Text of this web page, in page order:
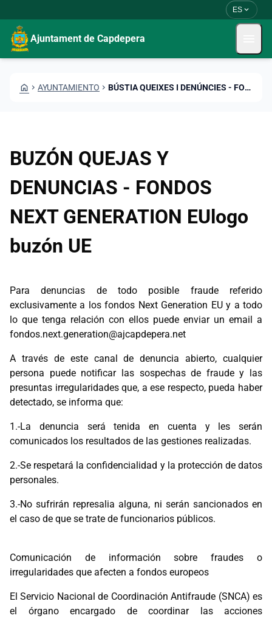
ES expand_more
Ajuntament de Capdepera
HOME CHEVRON_RIGHT AYUNTAMIENTO CHEVRON_RIGHT BÚSTIA QUEIXES I DENÚNCIES - FONS NEXT GENERATION EU
BUZÓN QUEJAS Y
DENUNCIAS - FONDOS
NEXT GENERATION EUlogo
buzón UE
Para denuncias de todo posible fraude referido
exclusivamente a los fondos Next Generation EU y a todo
lo que tenga relación con ellos puede enviar un email a
fondos.next.generation@ajcapdepera.net
A través de este canal de denuncia abierto, cualquier
persona puede notificar las sospechas de fraude y las
presuntas irregularidades que, a ese respecto, pueda haber
detectado, se informa que:
1.-La denuncia será tenida en cuenta y les serán
comunicados los resultados de las gestiones realizadas.
2.-Se respetará la confidencialidad y la protección de datos
personales.
3.-No sufrirán represalia alguna, ni serán sancionados en
el caso de que se trate de funcionarios públicos.
Comunicación de información sobre fraudes o
irregularidades que afecten a fondos europeos
El Servicio Nacional de Coordinación Antifraude (SNCA) es
el órgano encargado de coordinar las acciones